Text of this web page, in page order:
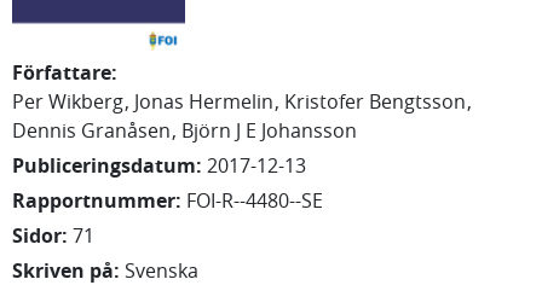
Författare:
PerWikberg Jonas Hermelin Kristofer Bengtsson
Dennis Granåsen Björn J E Johansson
Publiceringsdatum: 2017-12-13
Rapportnummer: FOI-R--4480--SE
Sidor: 71
Skriven på: Svenska